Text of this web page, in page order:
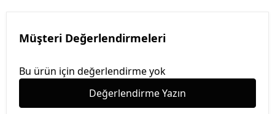
Müşteri Değerlendirmeleri
Bu ürün için değerlendirme yok
Değerlendirme Yazın